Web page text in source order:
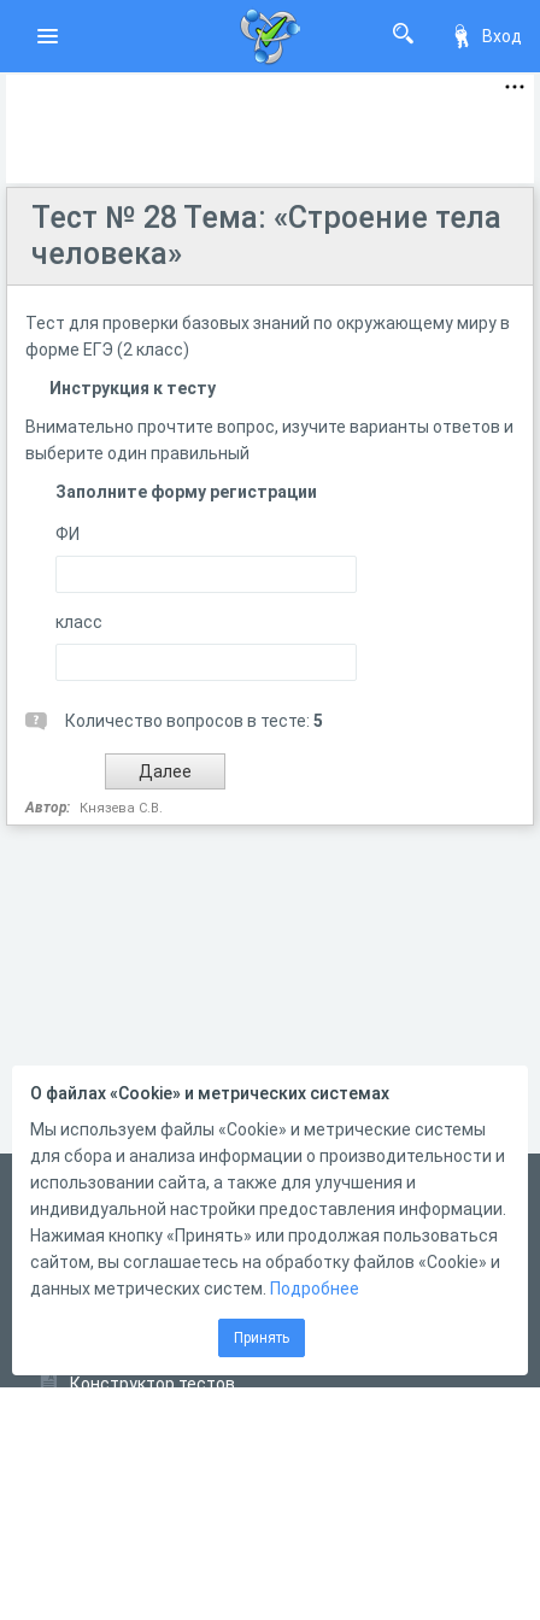
Вход
Тест № 28 Тема: «Строение тела
человека»
Тест для проверки базовых знаний по окружающему миру в
форме ЕГЭ (2 класс)
Инструкция к тесту
Внимательно прочтите вопрос, изучите варианты ответов и
выберите один правильный
Заполните форму регистрации
ФИ
класс
Количество вопросов в тесте: 5
Автор: Князева С.В.
Русский
Справка
Форма обратной связи
Конструктор тестов
О файлах «Cookie» и метрических системах
Мы используем файлы «Cookie» и метрические системы
для сбора и анализа информации о производительности и
использовании сайта, а также для улучшения и
индивидуальной настройки предоставления информации.
Нажимая кнопку «Принять» или продолжая пользоваться
сайтом, вы соглашаетесь на обработку файлов «Cookie» и
данных метрических систем. Подробнее
Принять